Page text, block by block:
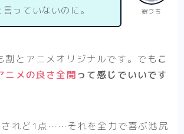
銀づち
っていないのに。
とアニメオリジナルです。でも こ
ニメの良さ全開って感じでいいです
れど1点……それを全力で喜ぶ池尻